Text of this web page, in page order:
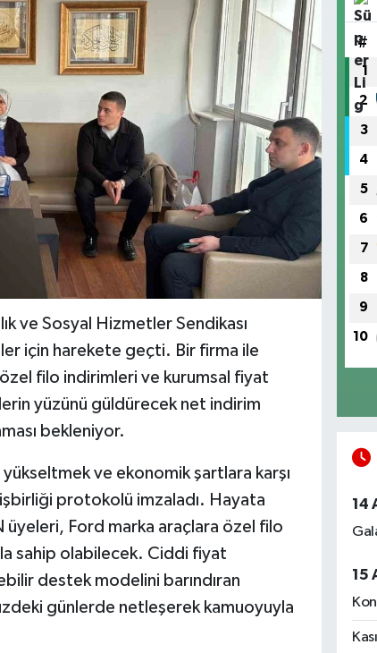
ve Sosyal Hizmetler Sendikası
için harekete geçti. Bir firma ile
filo indirimleri ve kurumsal fiyat
yüzünü güldürecek net indirim
bekleniyor.
ve ekonomik şartlara karşı
protokolü imzaladı. Hayata
üyeleri, Ford marka araçlara özel filo
sahip olabilecek. Ciddi fiyat
destek modelini barındıran
günlerde netleşerek kamuoyuyla
#
1
2
3
4
5
6
7
8
9
10
14
15